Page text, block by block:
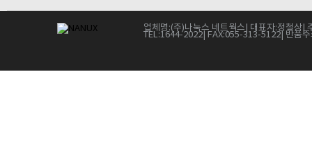
업체명:(주)나눅스 네트웍스 | 대표자:정철상|
TEL:1644-2022 | FAX:055-313-5122 | 반품